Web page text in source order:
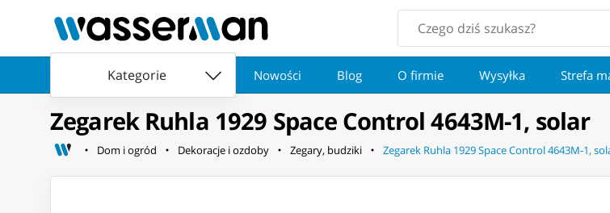
Kategorie Nowości Blog O firmie Wysyłka Strefa
Zegarek Ruhla 1929 Space Control 4643M-1, solar
Dom i ogród Dekoracje i ozdoby Zegary, budziki Zegarek Ruhla 1929 Space Control 4643M-1,